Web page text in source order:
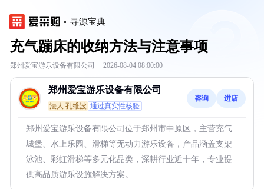
寻源宝典
充气蹦床的收纳方法与注意事项
郑州爱宝游乐设备有限公司 · 2026-08-04 08:00:00
郑州爱宝游乐设备有限公司
法人:孔维波 通过真实性核验
咨询 进店
郑州爱宝游乐设备有限公司位于郑州市中原区，主营充气
城堡、水上乐园、滑梯等无动力游乐设备，产品涵盖支架
泳池、彩虹滑梯等多元化品类，深耕行业近十年，专业提
供高品质游乐设施解决方案。